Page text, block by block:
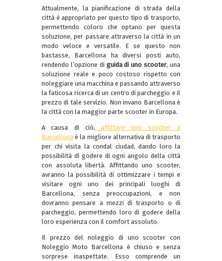
Attualmente, la pianificazione di strada della
città è appropriato per questo tipo di trasporto,
permettendo coloro che optano per questa
soluzione, per passare attraverso la città in un
modo veloce e versatile. E se questo non
bastasse, Barcellona ha diversi posti auto,
rendendo l’opzione di guida di uno scooter, una
soluzione reale e poco costoso rispetto con
noleggiare una macchina e passando attraverso
la faticosa ricerca di un centro di parcheggio e il
prezzo di tale servizio. Non invano Barcellona è
la città con la maggior parte scooter in Europa.
A causa di ciò, affittare uno scooter a
Barcellona è la migliore alternativa di trasporto
per chi visita la condal ciudad, dando loro la
possibilità di godere di ogni angolo della città
con assoluta libertà. Affittando uno scooter,
avranno la possibilità di ottimizzare i tempi e
visitare ogni uno dei principali luoghi di
Barcellona, ​​senza preoccupazioni, e non
dovranno pensare a mezzi di trasporto o di
parcheggio, permettendo loro di godere della
loro esperienza con il comfort assoluto.
Il prezzo del noleggio di uno scooter con
Noleggio Moto Barcellona è chiuso e senza
sorprese inaspettate. Esso comprende un